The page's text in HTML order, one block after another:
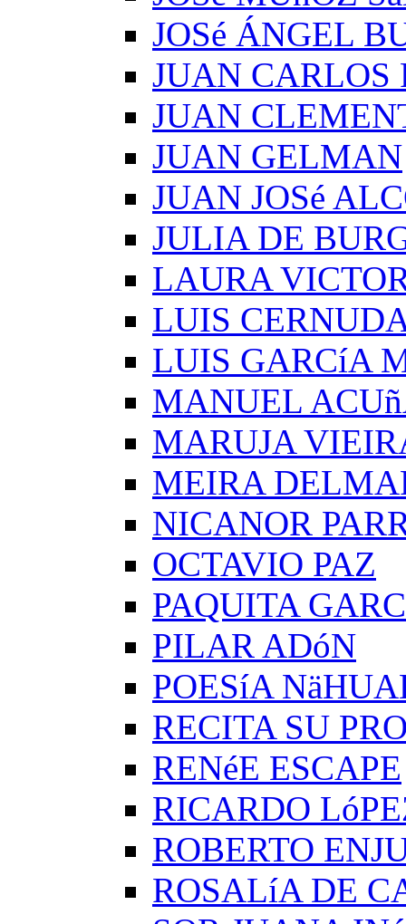
JOSé ÁNGEL
JUAN CARLOS
JUAN
JUAN GELMAN
JUAN JOSé
JULIA DE
LAURA
LUIS
LUIS GARCíA
MANUEL
MARUJA
MEIRA
NICANOR
OCTAVIO PAZ
PAQUITA
PILAR ADóN
POESíA
RECITA SU
RENéE ESCAPE
RICARDO
ROBERTO
ROSALíA DE